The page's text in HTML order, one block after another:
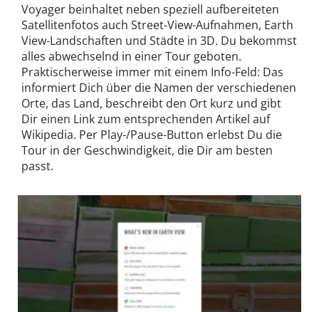
Voyager beinhaltet neben speziell aufbereiteten
Satellitenfotos auch Street-View-Aufnahmen, Earth
View-Landschaften und Städte in 3D. Du bekommst
alles abwechselnd in einer Tour geboten.
Praktischerweise immer mit einem Info-Feld: Das
informiert Dich über die Namen der verschiedenen
Orte, das Land, beschreibt den Ort kurz und gibt
Dir einen Link zum entsprechenden Artikel auf
Wikipedia. Per Play-/Pause-Button erlebst Du die
Tour in der Geschwindigkeit, die Dir am besten
passt.